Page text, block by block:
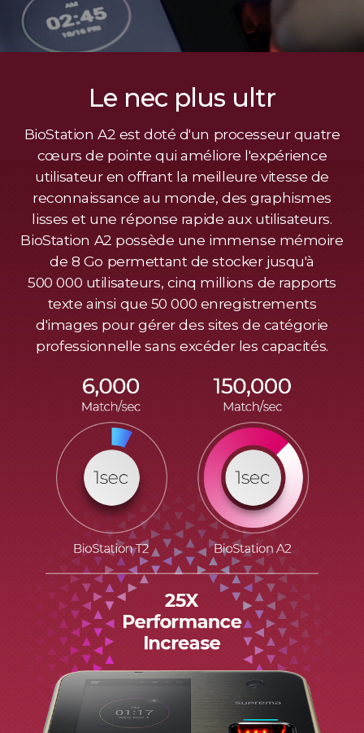
Le nec plus ultr
BioStation A2 est doté d'un processeur quatre
cœurs de pointe qui améliore l'expérience
utilisateur en offrant la meilleure vitesse de
reconnaissance au monde, des graphismes
lisses et une réponse rapide aux utilisateurs.
BioStation A2 possède une immense mémoire
de 8 Go permettant de stocker jusqu'à
500 000 utilisateurs, cinq millions de rapports
texte ainsi que 50 000 enregistrements
d'images pour gérer des sites de catégorie
professionnelle sans excéder les capacités.